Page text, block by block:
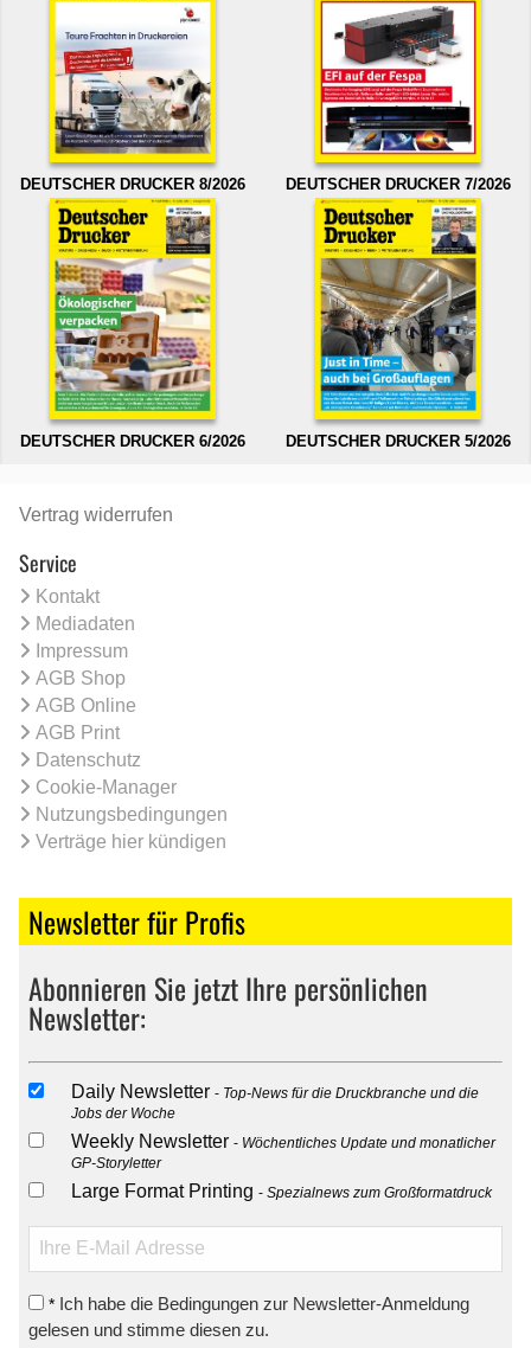
DEUTSCHER DRUCKER 8/2026 DEUTSCHER DRUCKER 7/2026
DEUTSCHER DRUCKER 6/2026 DEUTSCHER DRUCKER 5/2026
Vertrag widerrufen
Service
Kontakt
Mediadaten
Impressum
AGB Shop
AGB Online
AGB Print
Datenschutz
Cookie-Manager
Nutzungsbedingungen
Verträge hier kündigen
Newsletter für Profis
Abonnieren Sie jetzt Ihre persönlichen
Newsletter:
Daily Newsletter
Top-News für die Druckbranche und die
Jobs der Woche
Weekly Newsletter
Wöchentliches Update und monatlicher
GP-Storyletter
Large Format Printing Spezialnews zum Großformatdruck
* Ich habe die Bedingungen zur Newsletter-Anmeldung
gelesen und stimme diesen zu.